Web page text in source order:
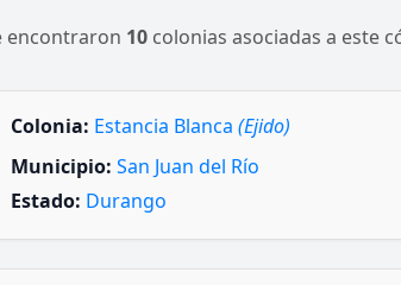
encontraron 10 colonias asociadas a este
Colonia: Estancia Blanca (Ejido)
Municipio: San Juan del Río
Estado: Durango